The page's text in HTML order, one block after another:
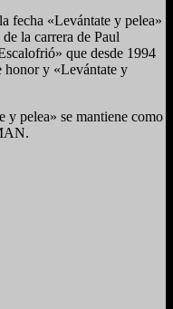
fecha «Levántate y pelea»
la carrera de Paul
que desde 1994
honor y «Levántate y
y pelea» se mantiene como